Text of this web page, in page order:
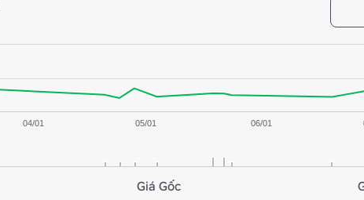
04/01 05/01 06/01
Giá Gốc